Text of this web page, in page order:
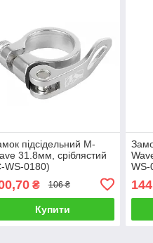
підсідельний M-
31.8мм, сріблястий
WS-0180)
₴ 106 ₴
Купити
WS-